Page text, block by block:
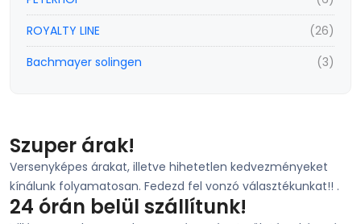
ROYALTY LINE
(26)
Bachmayer solingen
(3)
Szuper árak!
Versenyképes árakat, illetve hihetetlen kedvezményeket
kínálunk folyamatosan. Fedezd fel vonzó választékunkat!! .
24 órán belül szállítunk!